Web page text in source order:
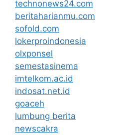
technonews24.com
beritaharianmu.com
sofold.com
lokerproindonesia
olxponsel
semestasinema
imtelkom.ac.id
indosat.net.id
goaceh
lumbung berita
newscakra